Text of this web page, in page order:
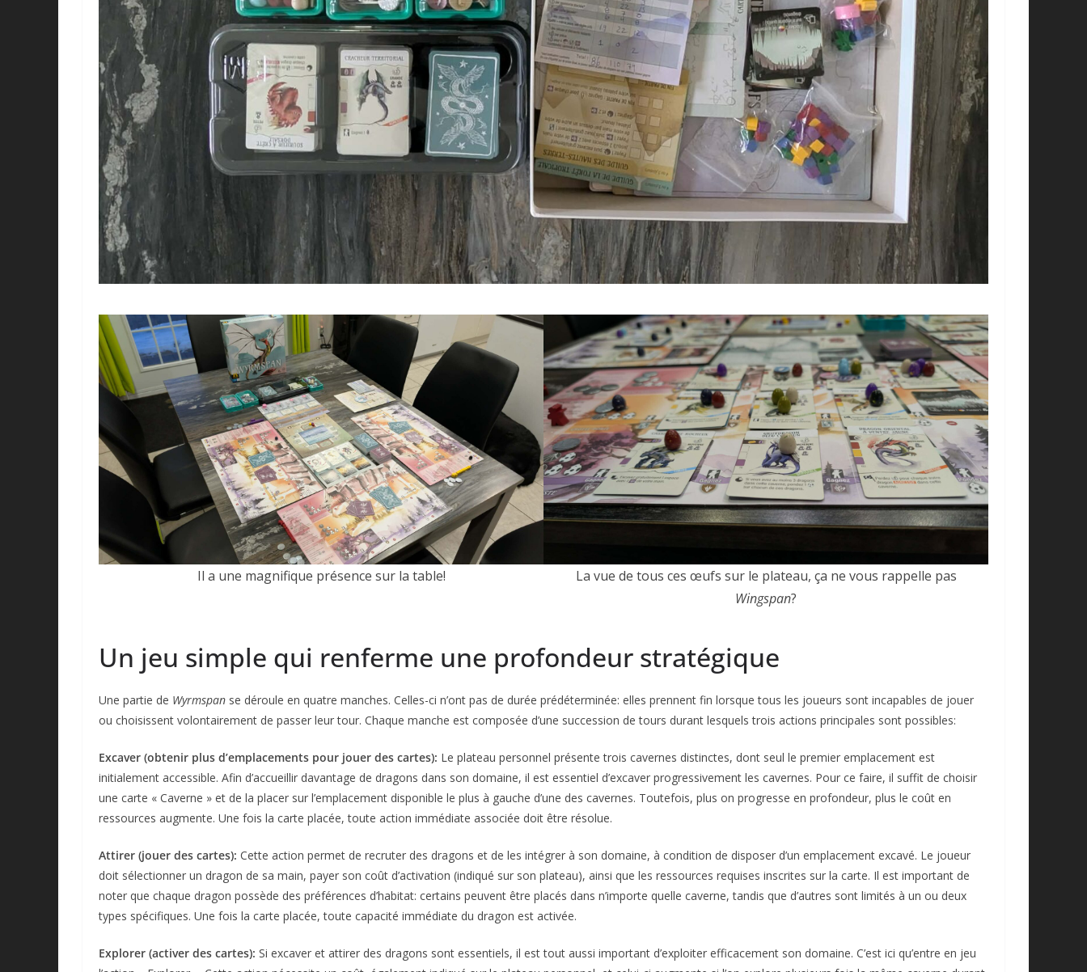
Il a une magnifique présence sur la table!
La vue de tous ces œufs sur le plateau, ça ne vous rappelle pas
Wingspan?
Un jeu simple qui renferme une profondeur stratégique
Une partie de Wyrmspan se déroule en quatre manches. Celles-ci n’ont pas de durée prédéterminée: elles prennent fin lorsque tous les joueurs sont incapables de jouer
ou choisissent volontairement de passer leur tour. Chaque manche est composée d’une succession de tours durant lesquels trois actions principales sont possibles:
Excaver (obtenir plus d’emplacements pour jouer des cartes): Le plateau personnel présente trois cavernes distinctes, dont seul le premier emplacement est
initialement accessible. Afin d’accueillir davantage de dragons dans son domaine, il est essentiel d’excaver progressivement les cavernes. Pour ce faire, il suffit de choisir
une carte « Caverne » et de la placer sur l’emplacement disponible le plus à gauche d’une des cavernes. Toutefois, plus on progresse en profondeur, plus le coût en
ressources augmente. Une fois la carte placée, toute action immédiate associée doit être résolue.
Attirer (jouer des cartes): Cette action permet de recruter des dragons et de les intégrer à son domaine, à condition de disposer d’un emplacement excavé. Le joueur
doit sélectionner un dragon de sa main, payer son coût d’activation (indiqué sur son plateau), ainsi que les ressources requises inscrites sur la carte. Il est important de
noter que chaque dragon possède des préférences d’habitat: certains peuvent être placés dans n’importe quelle caverne, tandis que d’autres sont limités à un ou deux
types spécifiques. Une fois la carte placée, toute capacité immédiate du dragon est activée.
Explorer (activer des cartes): Si excaver et attirer des dragons sont essentiels, il est tout aussi important d’exploiter efficacement son domaine. C’est ici qu’entre en jeu